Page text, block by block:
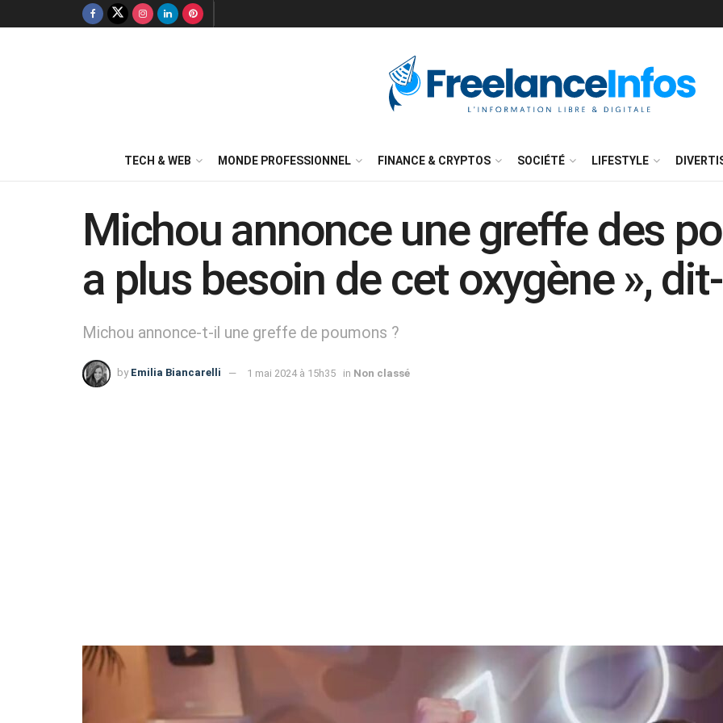
TECH & WEB MONDE PROFESSIONNEL FINANCE & CRYPTOS SOCIÉTÉ LIFESTYLE
Michou annonce une greffe des
a plus besoin de cet oxygène »,
Michou annonce-t-il une greffe de poumons ?
by Emilia Biancarelli 1 mai 2024 à 15h35 in Non classé